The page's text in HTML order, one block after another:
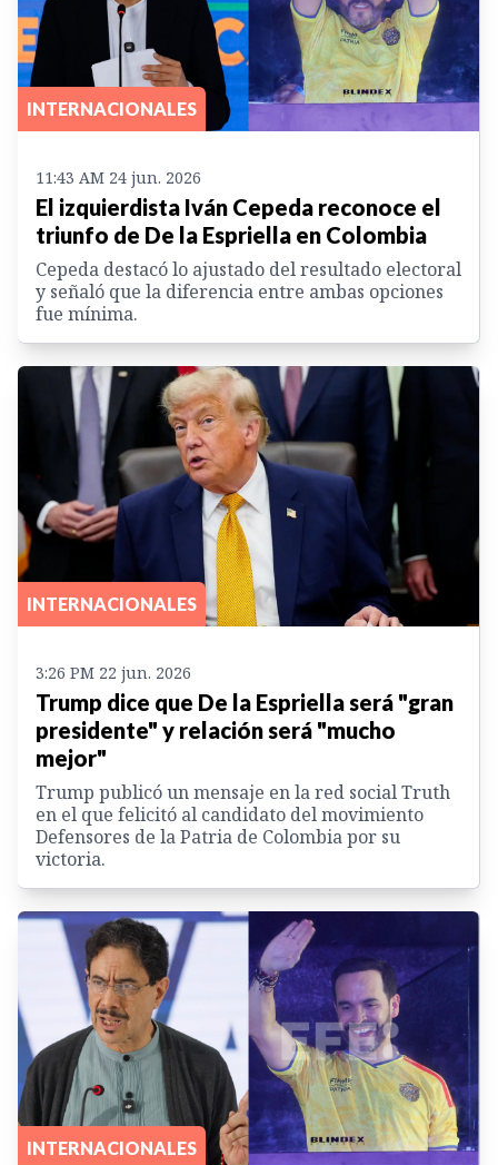
INTERNACIONALES
11:43 AM 24 jun. 2026
El izquierdista Iván Cepeda reconoce el
triunfo de De la Espriella en Colombia
Cepeda destacó lo ajustado del resultado electoral
y señaló que la diferencia entre ambas opciones
fue mínima.
INTERNACIONALES
3:26 PM 22 jun. 2026
Trump dice que De la Espriella será "gran
presidente" y relación será "mucho
mejor"
Trump publicó un mensaje en la red social Truth
en el que felicitó al candidato del movimiento
Defensores de la Patria de Colombia por su
victoria.
INTERNACIONALES